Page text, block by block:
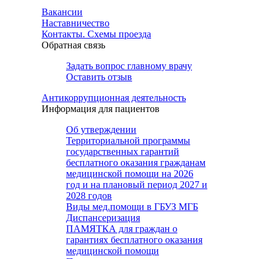
Вакансии
Наставничество
Контакты. Схемы проезда
Обратная связь
Задать вопрос главному врачу
Оставить отзыв
Антикоррупционная деятельность
Информация для пациентов
Об утверждении
Территориальной программы
государственных гарантий
бесплатного оказания гражданам
медицинской помощи на 2026
год и на плановый период 2027 и
2028 годов
Виды мед.помощи в ГБУЗ МГБ
Диспансеризация
ПАМЯТКА для граждан о
гарантиях бесплатного оказания
медицинской помощи